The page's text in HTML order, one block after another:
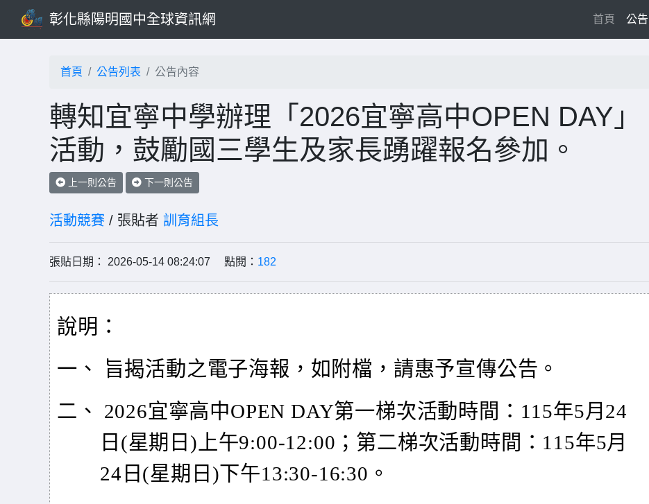
彰化縣陽明國中全球資訊網 首頁 公
首頁 公告列表 公告內容
轉知宜寧中學辦理「2026宜寧高中OPEN DAY」
活動，鼓勵國三學生及家長踴躍報名參加。
上一則公告 下一則公告
活動競賽 / 張貼者 訓育組長
張貼日期： 2026-05-14 08:24:07 點閱： 182
說明：
一、 旨揭活動之電子海報，如附檔，請惠予宣傳公告。
二、 2026宜寧高中OPEN DAY第一梯次活動時間：115年5月24
日(星期日)上午9:00-12:00；第二梯次活動時間：115年5月
24日(星期日)下午13:30-16:30。